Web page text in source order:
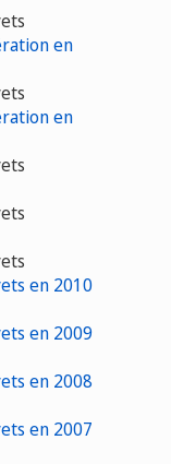
en
en
en 2010
en 2009
en 2008
en 2007